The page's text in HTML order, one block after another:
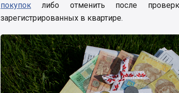
покупок либо отменить после
зарегистрированных в квартире.